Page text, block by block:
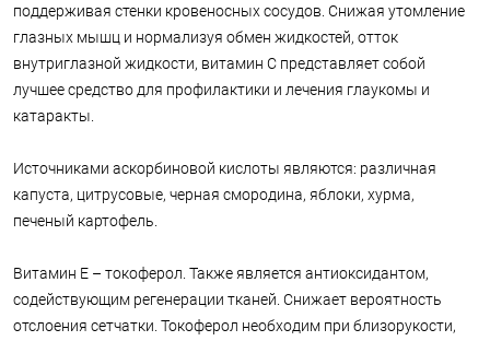
поддерживая стенки кровеносных сосудов. Снижая утомление
глазных мышц и нормализуя обмен жидкостей, отток
внутриглазной жидкости, витамин С представляет собой
лучшее средство для профилактики и лечения глаукомы и
катаракты.
Источниками аскорбиновой кислоты являются: различная
капуста, цитрусовые, черная смородина, яблоки, хурма,
печеный картофель.
Витамин Е – токоферол. Также является антиоксидантом,
содействующим регенерации тканей. Снижает вероятность
отслоения сетчатки. Токоферол необходим при близорукости,